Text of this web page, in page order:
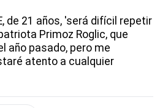
de 21 años, 'será difícil repetir
Primoz Roglic, que
año pasado, pero me
atento a cualquier